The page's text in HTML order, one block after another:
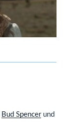
Bud Spencerund